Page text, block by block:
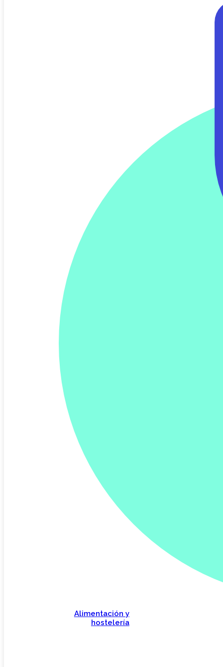
Alimentación y
hostelería